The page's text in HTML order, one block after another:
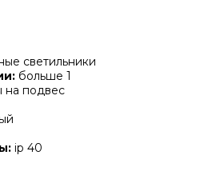
светильники
больше 1
на подвес
ip 40